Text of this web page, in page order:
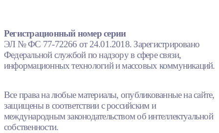
Регистрационный номер серии
ЭЛ № ФС 77-72266 от 24.01.2018. Зарегистрировано
Федеральной службой по надзору в сфере связи,
информационных технологий и массовых коммуникаций.
Все права на любые материалы, опубликованные на сайте,
защищены в соответствии с российским и
международным законодательством об интеллектуальной
собственности.